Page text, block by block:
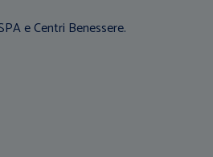
e Centri Benessere.